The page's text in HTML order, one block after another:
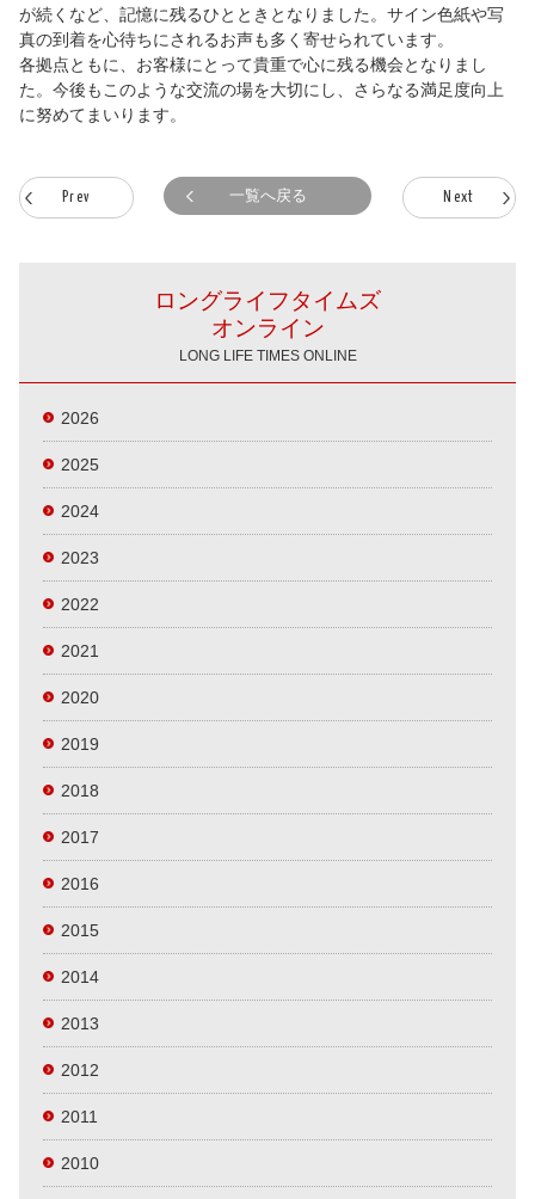
が続くなど、記憶に残るひとときとなりました。サイン色紙や写
真の到着を心待ちにされるお声も多く寄せられています。
各拠点ともに、お客様にとって貴重で心に残る機会となりまし
た。今後もこのような交流の場を大切にし、さらなる満足度向上
に努めてまいります。
Prev 一覧へ戻る Next
ロングライフタイムズ
オンライン
LONG LIFE TIMES ONLINE
2026
2025
2024
2023
2022
2021
2020
2019
2018
2017
2016
2015
2014
2013
2012
2011
2010